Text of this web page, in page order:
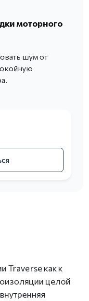
моторного
шум от
как к
целой